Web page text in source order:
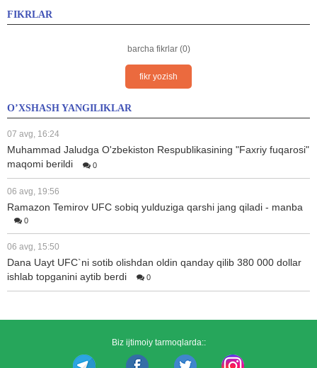
FIKRLAR
barcha fikrlar (0)
fikr yozish
O’XSHASH YANGILIKLAR
07 avg, 16:24
Muhammad Jaludga O'zbekiston Respublikasining "Faxriy fuqarosi"
maqomi berildi
0
06 avg, 19:56
Ramazon Temirov UFC sobiq yulduziga qarshi jang qiladi - manba
0
06 avg, 15:50
Dana Uayt UFC`ni sotib olishdan oldin qanday qilib 380 000 dollar
ishlab topganini aytib berdi
0
Biz ijtimoiy tarmoqlarda::